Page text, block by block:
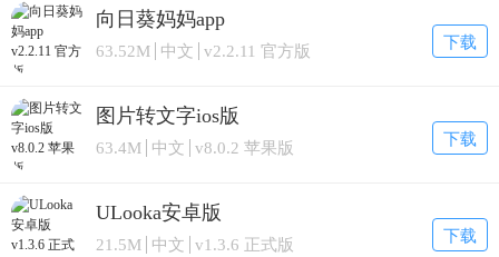
向日葵妈妈app
63.52M 中文 v2.2.11 官方版 下载
图片转文字ios版
63.4M 中文 v8.0.2 苹果版 下载
ULooka安卓版
21.5M 中文 v1.3.6 正式版 下载